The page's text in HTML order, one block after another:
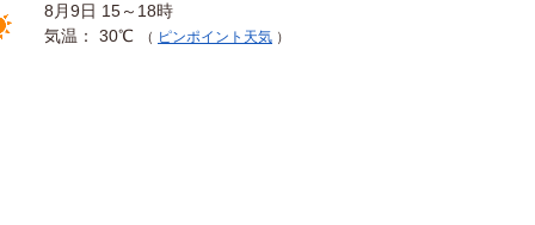
8月9日 15～18時
気温： 30℃
（ ピンポイント天気 ）